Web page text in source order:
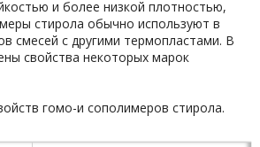
и более низкой плотностью,
стирола обычно используют в
смесей с другими термопластами. В
свойства некоторых марок
гомо-и сополимеров стирола.